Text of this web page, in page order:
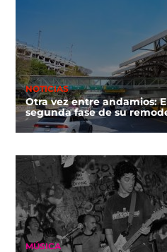
NOTICIAS
Otra vez entre andamios:
segunda fase de su
MÚSICA